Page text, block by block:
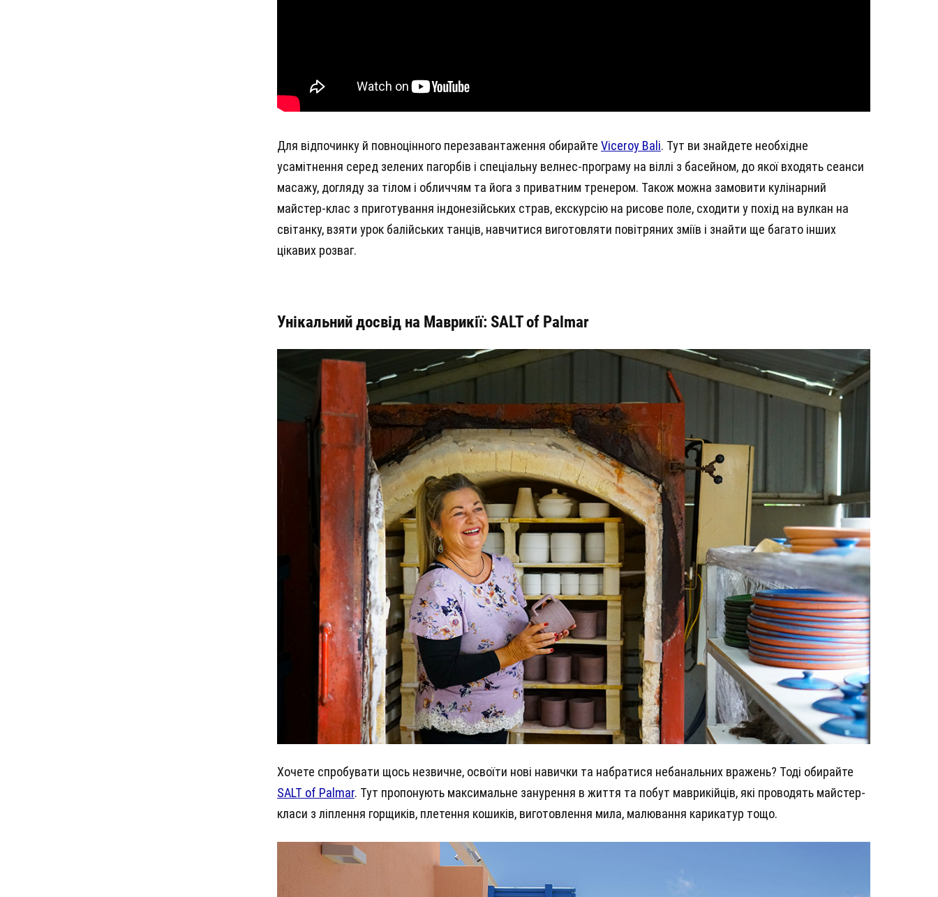
Для відпочинку й повноцінного перезавантаження обирайте Viceroy Bali. Тут ви знайдете необхідне
усамітнення серед зелених пагорбів і спеціальну велнес-програму на віллі з басейном, до якої входять сеанси
масажу, догляду за тілом і обличчям та йога з приватним тренером. Також можна замовити кулінарний
майстер-клас з приготування індонезійських страв, екскурсію на рисове поле, сходити у похід на вулкан на
світанку, взяти урок балійських танців, навчитися виготовляти повітряних зміїв і знайти ще багато інших
цікавих розваг.
Унікальний досвід на Маврикії: SALT of Palmar
Хочете спробувати щось незвичне, освоїти нові навички та набратися небанальних вражень? Тоді обирайте
SALT of Palmar. Тут пропонують максимальне занурення в життя та побут маврикійців, які проводять майстер-
класи з ліплення горщиків, плетення кошиків, виготовлення мила, малювання карикатур тощо.